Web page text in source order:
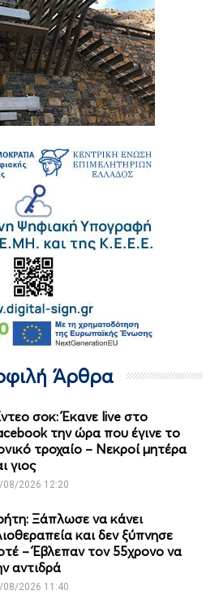
Άρθρα
σοκ: Έκανε live στο
την ώρα που έγινε το
τροχαίο – Νεκροί μητέρα
γιος
08/2026 12:20
Ξάπλωσε να κάνει
και δεν ξύπνησε
– Έβλεπαν τον 55χρονο να
αντιδρά
08/2026 11:40